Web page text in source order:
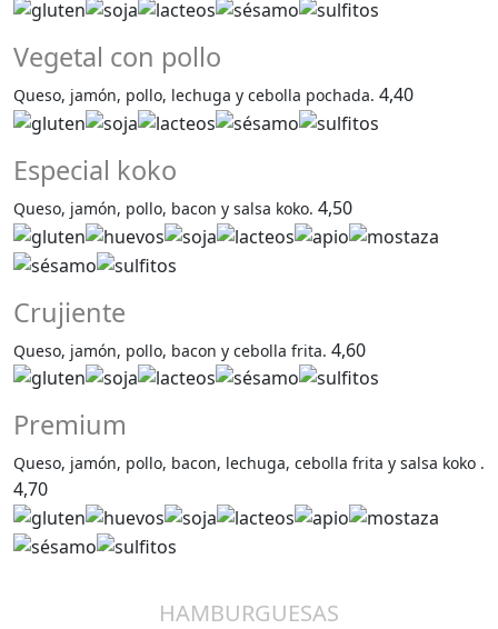
Vegetal con pollo
Queso, jamón, pollo, lechuga y cebolla pochada. 4,40
Especial koko
Queso, jamón, pollo, bacon y salsa koko. 4,50
Crujiente
Queso, jamón, pollo, bacon y cebolla frita. 4,60
Premium
Queso, jamón, pollo, bacon, lechuga, cebolla frita y salsa koko .
4,70
HAMBURGUESAS